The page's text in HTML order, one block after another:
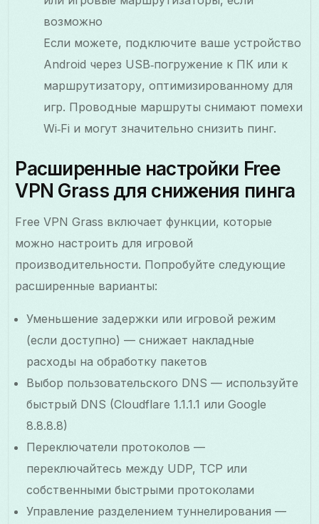
возможно
Если можете, подключите ваше устройство
Android через USB‑погружение к ПК или к
маршрутизатору, оптимизированному для
игр. Проводные маршруты снимают помехи
Wi‑Fi и могут значительно снизить пинг.
Расширенные настройки Free
VPN Grass для снижения пинга
Free VPN Grass включает функции, которые
можно настроить для игровой
производительности. Попробуйте следующие
расширенные варианты:
Уменьшение задержки или игровой режим
(если доступно) — снижает накладные
расходы на обработку пакетов
Выбор пользовательского DNS — используйте
быстрый DNS (Cloudflare 1.1.1.1 или Google
8.8.8.8)
Переключатели протоколов —
переключайтесь между UDP, TCP или
собственными быстрыми протоколами
Управление разделением туннелирования —